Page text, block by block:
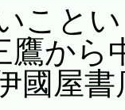
こと
から
國屋